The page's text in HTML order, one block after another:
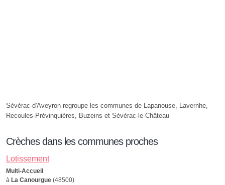
Sévérac-d'Aveyron regroupe les communes de Lapanouse, Lavernhe,
Recoules-Prévinquières, Buzeins et Sévérac-le-Château
Crèches dans les communes proches
Lotissement
Multi-Accueil
à La Canourgue (48500)